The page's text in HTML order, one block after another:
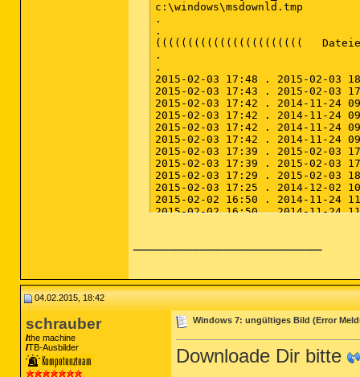
04.02.2015, 18:42
schrauber
the machine
TB-Ausbilder
Windows 7: ungültiges Bild (Error
Downloade Dir bitte